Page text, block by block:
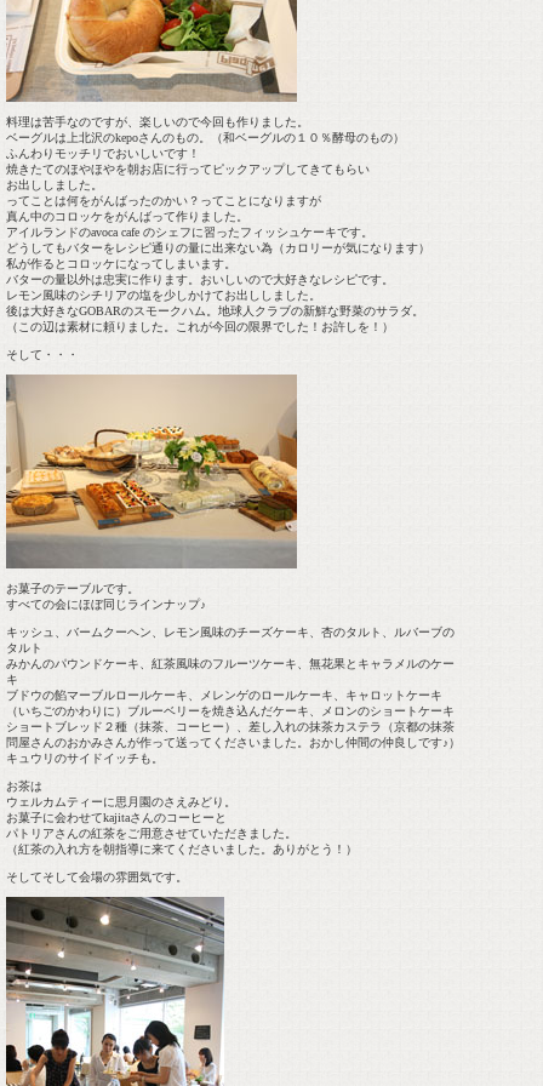
料理は苦手なのですが、楽しいので今回も作りました。
ベーグルは上北沢のkepoさんのもの。（和ベーグルの１０％酵母のもの）
ふんわりモッチリでおいしいです！
焼きたてのほやほやを朝お店に行ってピックアップしてきてもらい
お出ししました。
ってことは何をがんばったのかい？ってことになりますが
真ん中のコロッケをがんばって作りました。
アイルランドのavoca cafe のシェフに習ったフィッシュケーキです。
どうしてもバターをレシピ通りの量に出来ない為（カロリーが気になります）
私が作るとコロッケになってしまいます。
バターの量以外は忠実に作ります。おいしいので大好きなレシピです。
レモン風味のシチリアの塩を少しかけてお出ししました。
後は大好きなGOBARのスモークハム。地球人クラブの新鮮な野菜のサラダ。
（この辺は素材に頼りました。これが今回の限界でした！お許しを！）
そして・・・
お菓子のテーブルです。
すべての会にほぼ同じラインナップ♪
キッシュ、バームクーヘン、レモン風味のチーズケーキ、杏のタルト、ルバーブの
タルト
みかんのパウンドケーキ、紅茶風味のフルーツケーキ、無花果とキャラメルのケー
キ
ブドウの餡マーブルロールケーキ、メレンゲのロールケーキ、キャロットケーキ
（いちごのかわりに）ブルーベリーを焼き込んだケーキ、メロンのショートケーキ
ショートブレッド２種（抹茶、コーヒー）、差し入れの抹茶カステラ（京都の抹茶
問屋さんのおかみさんが作って送ってくださいました。おかし仲間の仲良しです♪）
キュウリのサイドイッチも。
お茶は
ウェルカムティーに思月園のさえみどり。
お菓子に会わせてkajitaさんのコーヒーと
パトリアさんの紅茶をご用意させていただきました。
（紅茶の入れ方を朝指導に来てくださいました。ありがとう！）
そしてそして会場の雰囲気です。